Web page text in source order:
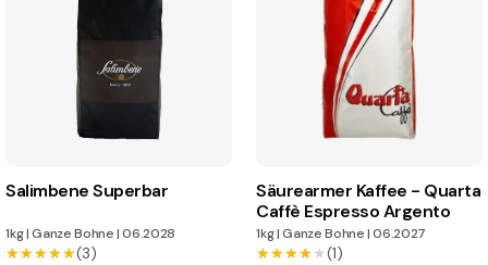
Salimbene Superbar
1kg|Ganze Bohne|06.2028
★★★★★
★★★★★(3)
Säurearmer Kaffee - Quarta
Caffè Espresso Argento
1kg|Ganze Bohne|06.2027
★★★★★
★★★★★(1)